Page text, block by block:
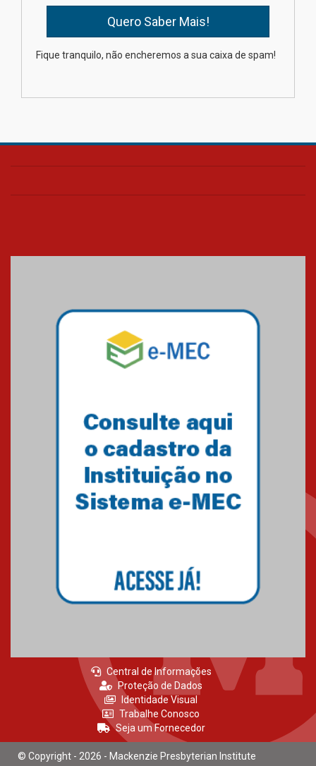
na educação dos filhos além da
Fique tranquilo, não encheremos a sua caixa de spam!
Central de Informações
Proteção de Dados
Identidade Visual
Trabalhe Conosco
Seja um Fornecedor
© Copyright - 2026 - Mackenzie Presbyterian Institute